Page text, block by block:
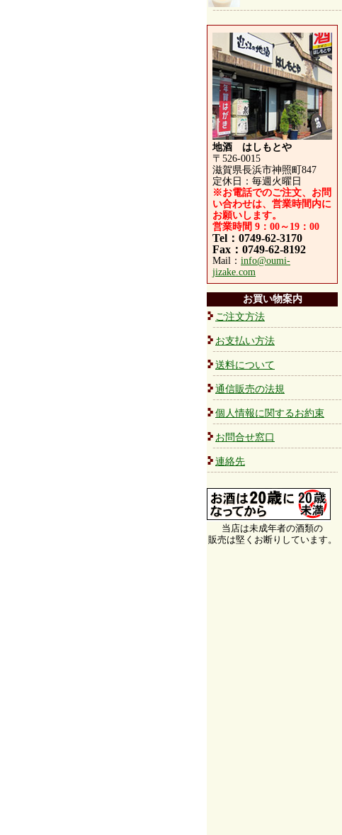
地酒 はしもとや
〒526-0015
滋賀県長浜市神照町847
定休日：毎週火曜日
※お電話でのご注文、お問
い合わせは、営業時間内に
お願いします。
営業時間 9：00～19：00
Tel：0749-62-3170
Fax：0749-62-8192
Mail： info@oumi-
jizake.com
お買い物案内
ご注文方法
お支払い方法
送料について
通信販売の法規
個人情報に関するお約束
お問合せ窓口
連絡先
当店は未成年者の酒類の
販売は堅くお断りしています。